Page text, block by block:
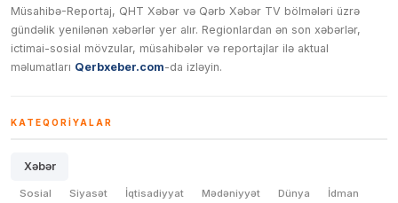
Müsahibə-Reportaj, QHT Xəbər və Qərb Xəbər TV bölmələri üzrə
gündəlik yenilənən xəbərlər yer alır. Regionlardan ən son xəbərlər,
ictimai-sosial mövzular, müsahibələr və reportajlar ilə aktual
məlumatları Qerbxeber.com-da izləyin.
KATEQORIYALAR
Xəbər
Sosial Siyasət İqtisadiyyat Mədəniyyət Dünya İdman